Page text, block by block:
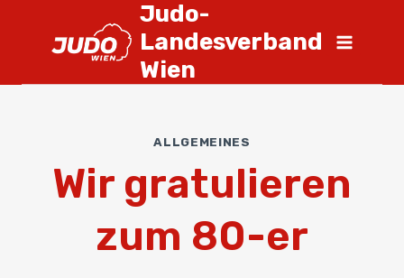
Judo-
Landesverband
Wien
ALLGEMEINES
Wir gratulieren
zum 80-er